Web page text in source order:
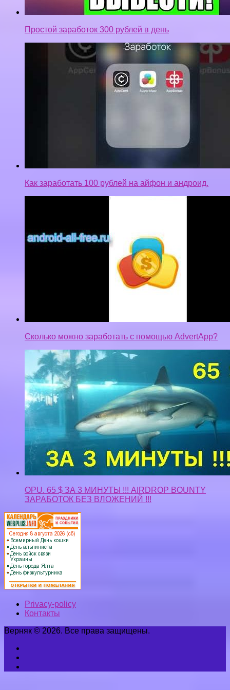
Простой заработок 300 рублей в день
Как заработать 100 рублей на айфон и андроид.
Сколько можно заработать с помощью AdvertApp?
OPU. 65 $ ЗА 3 МИНУТЫ !!! AIRDROP BOUNTY
ЗАРАБОТОК БЕЗ ВЛОЖЕНИЙ !!!
Privacy-policy
Контакты
Верняк © 2026. Все права защищены.